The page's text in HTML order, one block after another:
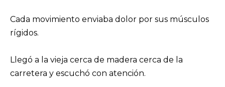
Cada movimiento enviaba dolor por sus músculos
rígidos.
Llegó a la vieja cerca de madera cerca de la
carretera y escuchó con atención.